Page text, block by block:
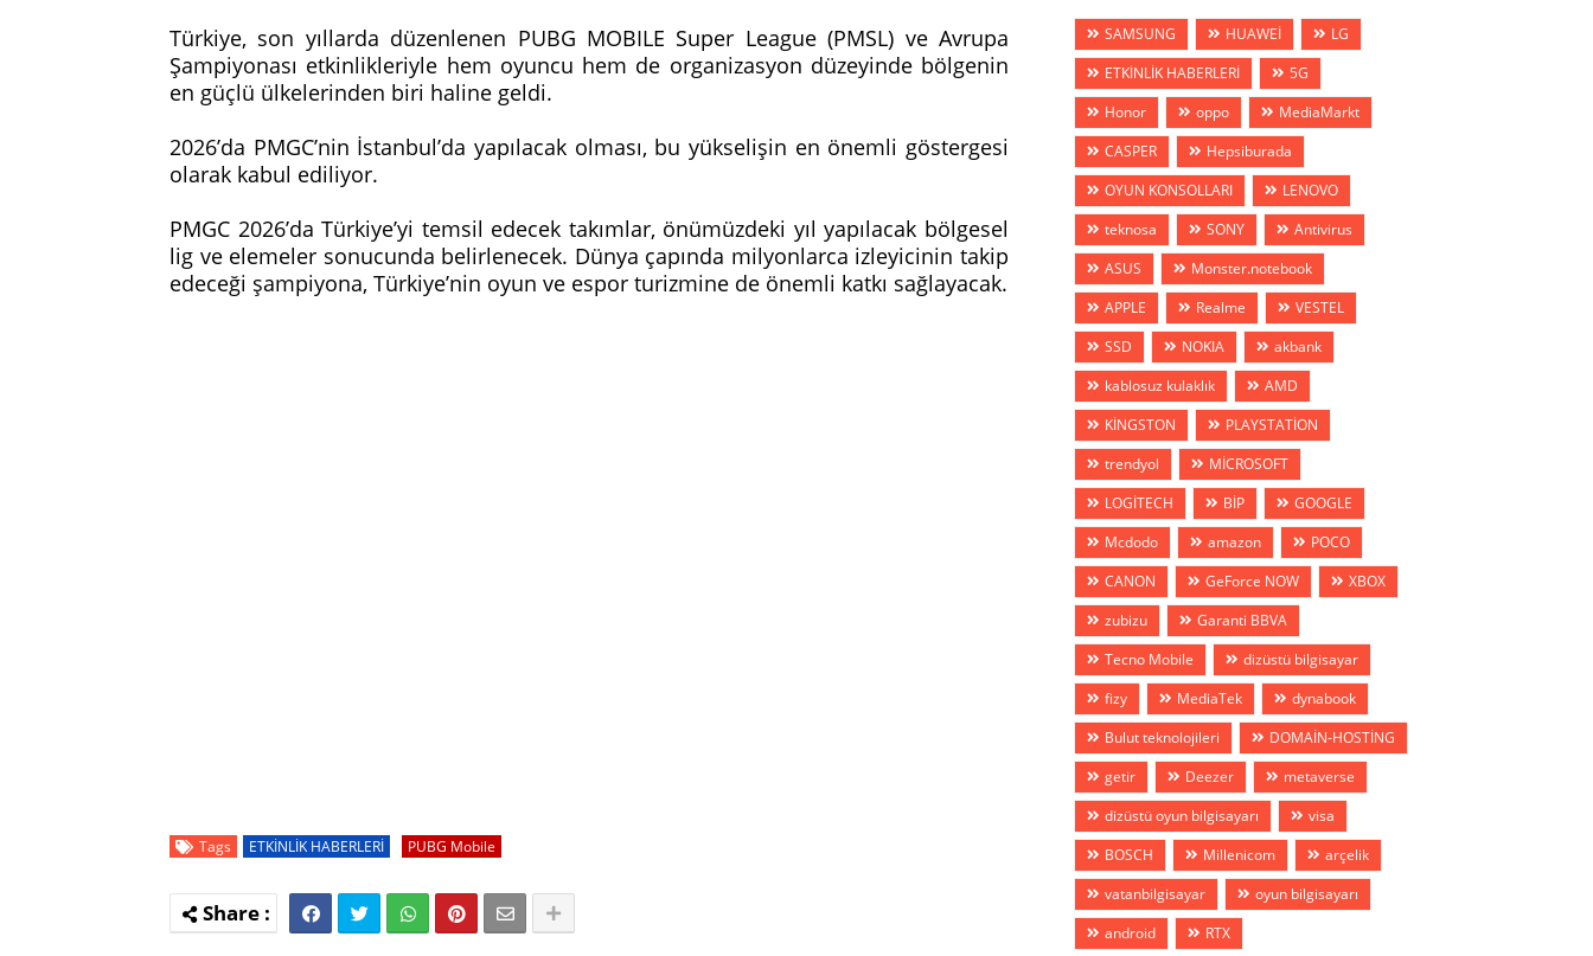
Türkiye, son yıllarda düzenlenen PUBG MOBILE Super League (PMSL) ve Avrupa
Şampiyonası etkinlikleriyle hem oyuncu hem de organizasyon düzeyinde bölgenin
en güçlü ülkelerinden biri haline geldi.
2026’da PMGC’nin İstanbul’da yapılacak olması, bu yükselişin en önemli göstergesi
olarak kabul ediliyor.
PMGC 2026’da Türkiye’yi temsil edecek takımlar, önümüzdeki yıl yapılacak bölgesel
lig ve elemeler sonucunda belirlenecek. Dünya çapında milyonlarca izleyicinin takip
edeceği şampiyona, Türkiye’nin oyun ve espor turizmine de önemli katkı sağlayacak.
Tags ETKİNLİK HABERLERİ PUBG Mobile
SAMSUNG HUAWEİ
LG
ETKİNLİK HABERLERİ
5G
Honor
oppo
MediaMarkt
CASPER
Hepsiburada
OYUN KONSOLLARI
LENOVO
teknosa
SONY
Antivirus
ASUS
Monster.notebook
APPLE
Realme
VESTEL
SSD
NOKIA
akbank
kablosuz kulaklık
AMD
KİNGSTON
PLAYSTATİON
trendyol
MİCROSOFT
LOGİTECH
BİP
GOOGLE
Mcdodo
amazon
POCO
CANON
GeForce NOW
XBOX
zubizu
Garanti BBVA
Tecno Mobile
dizüstü bilgisayar
fizy
MediaTek
dynabook
Bulut teknolojileri
DOMAİN-HOSTİNG
getir
Deezer
metaverse
dizüstü oyun bilgisayarı
visa
BOSCH
Millenicom
arçelik
vatanbilgisayar
oyun bilgisayarı
android
RTX